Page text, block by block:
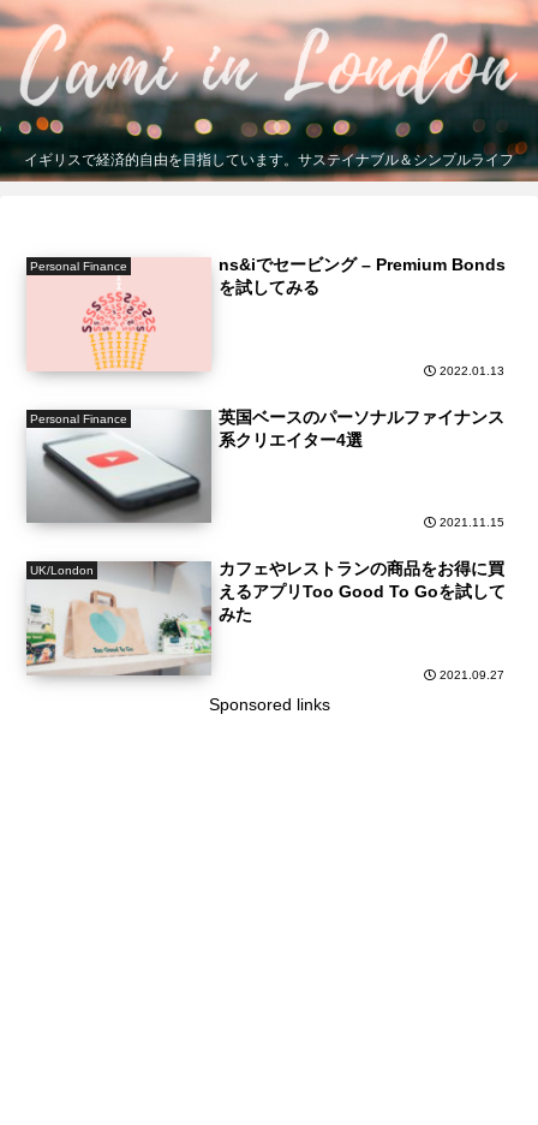
イギリスで経済的自由を目指しています。サステイナブル＆シンプルライフ
Personal Finance
ns&iでセービング – Premium Bonds
を試してみる
2022.01.13
Personal Finance
英国ベースのパーソナルファイナンス
系クリエイター4選
2021.11.15
UK/London
カフェやレストランの商品をお得に買
えるアプリToo Good To Goを試して
みた
2021.09.27
Sponsored links